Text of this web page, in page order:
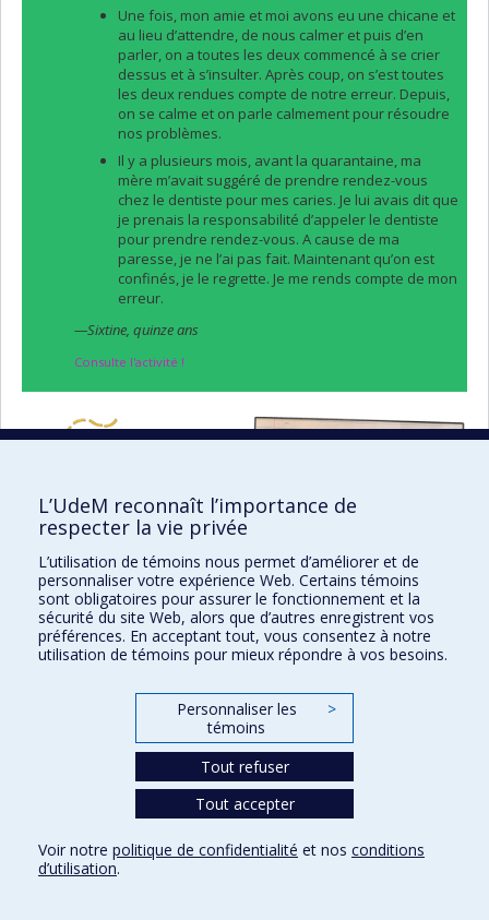
Une fois, mon amie et moi avons eu une chicane et
au lieu d’attendre, de nous calmer et puis d’en
parler, on a toutes les deux commencé à se crier
dessus et à s’insulter. Après coup, on s’est toutes
les deux rendues compte de notre erreur. Depuis,
on se calme et on parle calmement pour résoudre
nos problèmes.
Il y a plusieurs mois, avant la quarantaine, ma
mère m’avait suggéré de prendre rendez-vous
chez le dentiste pour mes caries. Je lui avais dit que
je prenais la responsabilité d’appeler le dentiste
pour prendre rendez-vous. A cause de ma
paresse, je ne l’ai pas fait. Maintenant qu’on est
confinés, je le regrette. Je me rends compte de mon
erreur.
—Sixtine, quinze ans
Consulte l'activité !
MISSION :Résilience, sauver les meubles!
RÉFLEXIONS.« Si Résilience avait une chanson qu'elle aimait
chanter au karaoké, elle aurait chaud et serait fatiguée d'avoir fait
tant d'efforts. Elle pourrait essayer un duo avec le concept de
Courage parce qu'elle a besoin de lui pour continuer. Les paroles
Tu fais une pause et tu continues.
Tu es à l'école et tu n'as pas d'amis.
Tu continues à essayer de trouver des amis.
Et j'ai enfin compris.
Le rythme est rapide avec de l'énergie ! »
L’UdeM reconnaît l’importance de
respecter la vie privée
L’utilisation de témoins nous permet d’améliorer et de
personnaliser votre expérience Web. Certains témoins
sont obligatoires pour assurer le fonctionnement et la
sécurité du site Web, alors que d’autres enregistrent vos
préférences. En acceptant tout, vous consentez à notre
utilisation de témoins pour mieux répondre à vos besoins.
Personnaliser les
témoins
>
Tout refuser
Tout accepter
Voir notre politique de confidentialité et nos conditions
d’utilisation.